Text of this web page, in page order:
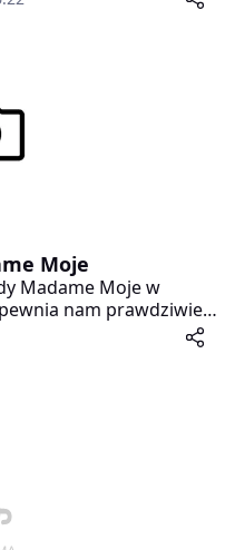
życie na prostą. Jane
Moje
Madame Moje w
nam prawdziwie